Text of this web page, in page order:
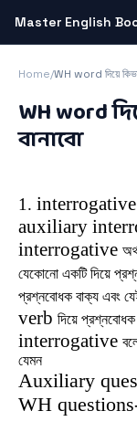
Master English
Home/WH word দিয়ে
WH word
বানাবো
1.
auxiliary
interrogative
যেকোনো একটি দিয়ে
প্রশ্নবোধক বাক্য এবং
verb দিয়ে
interrogative
যেমন
Auxiliary
WH